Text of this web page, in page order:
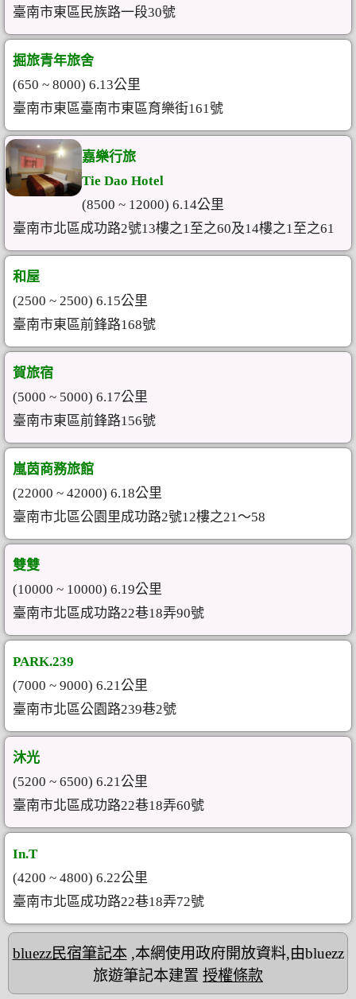
臺南市東區民族路一段30號
掘旅青年旅舍
(650 ~ 8000) 6.13公里
臺南市東區臺南市東區育樂街161號
嘉樂行旅
Tie Dao Hotel
(8500 ~ 12000) 6.14公里
臺南市北區成功路2號13樓之1至之60及14樓之1至之61
和屋
(2500 ~ 2500) 6.15公里
臺南市東區前鋒路168號
賀旅宿
(5000 ~ 5000) 6.17公里
臺南市東區前鋒路156號
嵐茵商務旅館
(22000 ~ 42000) 6.18公里
臺南市北區公園里成功路2號12樓之21～58
雙雙
(10000 ~ 10000) 6.19公里
臺南市北區成功路22巷18弄90號
PARK.239
(7000 ~ 9000) 6.21公里
臺南市北區公園路239巷2號
沐光
(5200 ~ 6500) 6.21公里
臺南市北區成功路22巷18弄60號
In.T
(4200 ~ 4800) 6.22公里
臺南市北區成功路22巷18弄72號
bluezz民宿筆記本,本網使用政府開放資料,由bluezz
旅遊筆記本建置 授權條款